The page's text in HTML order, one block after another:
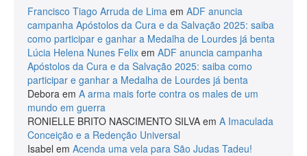
Francisco Tiago Arruda de Lima em ADF anuncia
campanha Apóstolos da Cura e da Salvação 2025: saiba
como participar e ganhar a Medalha de Lourdes já benta
Lúcia Helena Nunes Felix em ADF anuncia campanha
Apóstolos da Cura e da Salvação 2025: saiba como
participar e ganhar a Medalha de Lourdes já benta
Debora em A arma mais forte contra os males de um
mundo em guerra
RONIELLE BRITO NASCIMENTO SILVA em A Imaculada
Conceição e a Redenção Universal
Isabel em Acenda uma vela para São Judas Tadeu!